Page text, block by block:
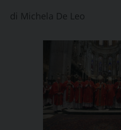
di Michela De Leo